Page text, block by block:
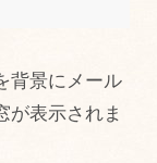
背景にメール
が表示されま